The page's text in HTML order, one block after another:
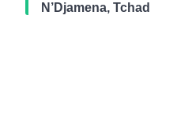
N’Djamena, Tchad